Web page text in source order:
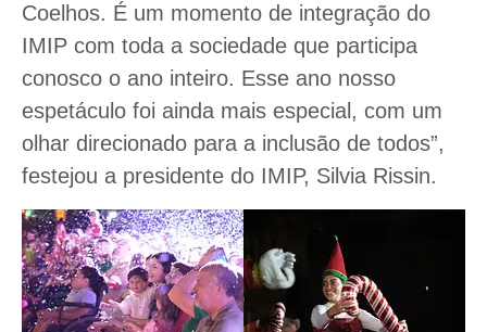
Coelhos. É um momento de integração do
IMIP com toda a sociedade que participa
conosco o ano inteiro. Esse ano nosso
espetáculo foi ainda mais especial, com um
olhar direcionado para a inclusão de todos”,
festejou a presidente do IMIP, Silvia Rissin.